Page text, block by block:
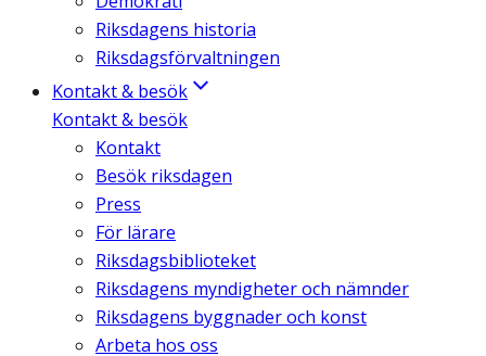
Riksdagens historia
Riksdagsförvaltningen
Kontakt & besök
Kontakt & besök
Kontakt
Besök riksdagen
Press
För lärare
Riksdagsbiblioteket
Riksdagens myndigheter och nämnder
Riksdagens byggnader och konst
Arbeta hos oss